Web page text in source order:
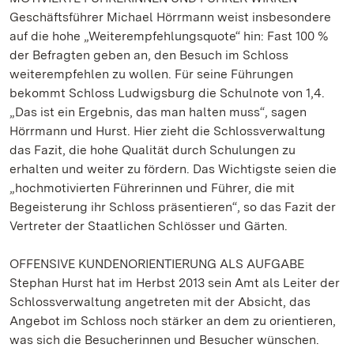
Geschäftsführer Michael Hörrmann weist insbesondere
auf die hohe „Weiterempfehlungsquote“ hin: Fast 100 %
der Befragten geben an, den Besuch im Schloss
weiterempfehlen zu wollen. Für seine Führungen
bekommt Schloss Ludwigsburg die Schulnote von 1,4.
„Das ist ein Ergebnis, das man halten muss“, sagen
Hörrmann und Hurst. Hier zieht die Schlossverwaltung
das Fazit, die hohe Qualität durch Schulungen zu
erhalten und weiter zu fördern. Das Wichtigste seien die
„hochmotivierten Führerinnen und Führer, die mit
Begeisterung ihr Schloss präsentieren“, so das Fazit der
Vertreter der Staatlichen Schlösser und Gärten.
OFFENSIVE KUNDENORIENTIERUNG ALS AUFGABE
Stephan Hurst hat im Herbst 2013 sein Amt als Leiter der
Schlossverwaltung angetreten mit der Absicht, das
Angebot im Schloss noch stärker an dem zu orientieren,
was sich die Besucherinnen und Besucher wünschen.